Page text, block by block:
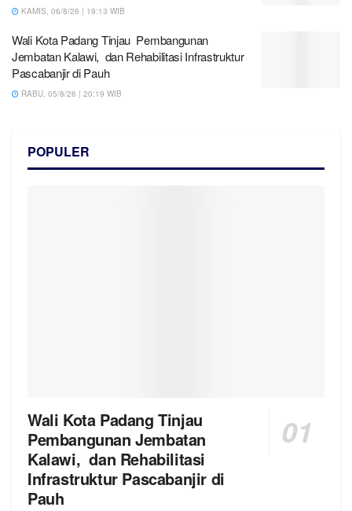
KAMIS, 06/8/26 | 19:13 WIB
Wali Kota Padang Tinjau Pembangunan
Jembatan Kalawi, dan Rehabilitasi Infrastruktur
Pascabanjir di Pauh
RABU, 05/8/26 | 20:19 WIB
POPULER
Wali Kota Padang Tinjau
Pembangunan Jembatan
Kalawi, dan Rehabilitasi
Infrastruktur Pascabanjir di
Pauh